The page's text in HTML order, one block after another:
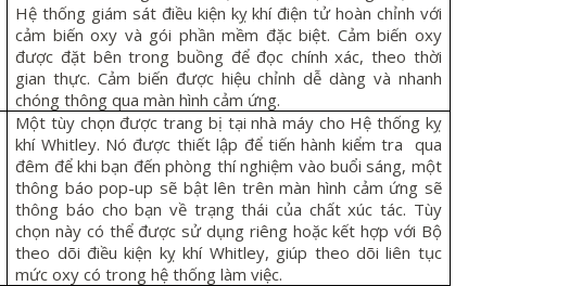
Hệ thống giám sát điều kiện kỵ khí điện tử hoàn chỉnh với
cảm biến oxy và gói phần mềm đặc biệt. Cảm biến oxy
được đặt bên trong buồng để đọc chính xác, theo thời
gian thực. Cảm biến được hiệu chỉnh dễ dàng và nhanh
chóng thông qua màn hình cảm ứng.
Một tùy chọn được trang bị tại nhà máy cho Hệ thống kỵ
khí Whitley. Nó được thiết lập để tiến hành kiểm tra qua
đêm để khi bạn đến phòng thí nghiệm vào buổi sáng, một
thông báo pop-up sẽ bật lên trên màn hình cảm ứng sẽ
thông báo cho bạn về trạng thái của chất xúc tác. Tùy
chọn này có thể được sử dụng riêng hoặc kết hợp với Bộ
theo dõi điều kiện kỵ khí Whitley, giúp theo dõi liên tục
mức oxy có trong hệ thống làm việc.